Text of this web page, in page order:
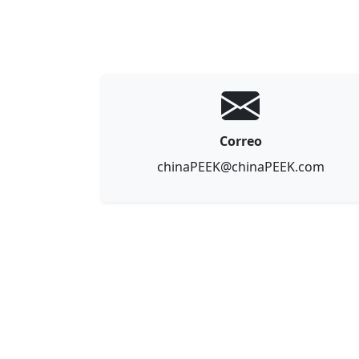
Correo
chinaPEEK@chinaPEEK.com